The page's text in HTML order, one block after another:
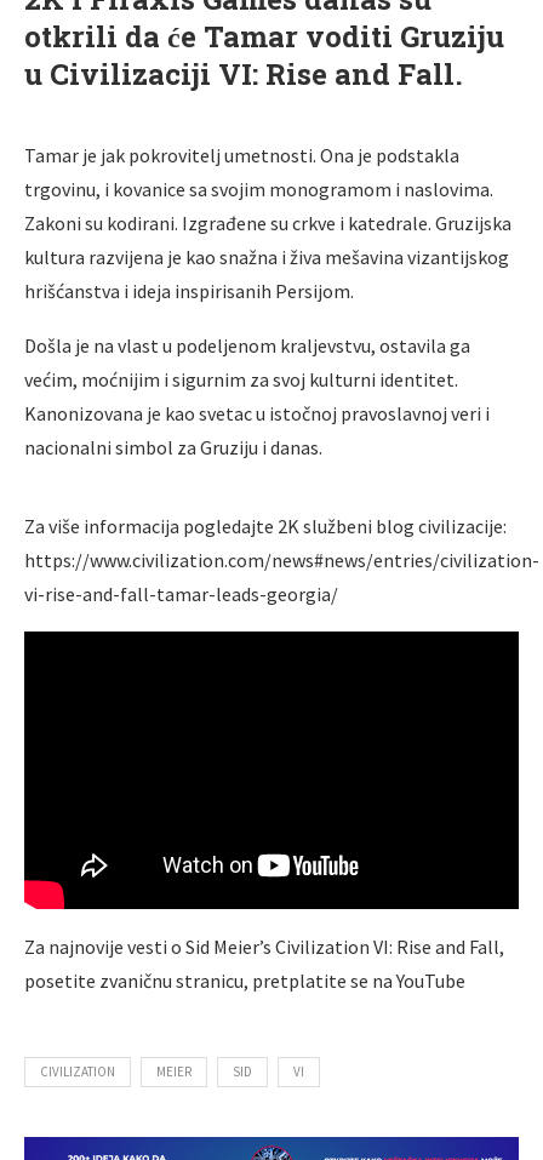
otkrili da će Tamar voditi Gruziju
u Civilizaciji VI: Rise and Fall.
Tamar je jak pokrovitelj umetnosti. Ona je podstakla
trgovinu, i kovanice sa svojim monogramom i naslovima.
Zakoni su kodirani. Izgrađene su crkve i katedrale. Gruzijska
kultura razvijena je kao snažna i živa mešavina vizantijskog
hrišćanstva i ideja inspirisanih Persijom.
Došla je na vlast u podeljenom kraljevstvu, ostavila ga
većim, moćnijim i sigurnim za svoj kulturni identitet.
Kanonizovana je kao svetac u istočnoj pravoslavnoj veri i
nacionalni simbol za Gruziju i danas.
Za više informacija pogledajte 2K službeni blog civilizacije:
https://www.civilization.com/news#news/entries/civilization-
vi-rise-and-fall-tamar-leads-georgia/
Za najnovije vesti o Sid Meier’s Civilization VI: Rise and Fall,
posetite zvaničnu stranicu, pretplatite se na YouTube
CIVILIZATION MEIER SID VI